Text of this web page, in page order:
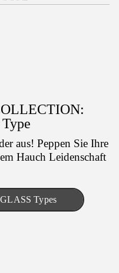
aus! Peppen Sie Ihre
Hauch Leidenschaft
Types